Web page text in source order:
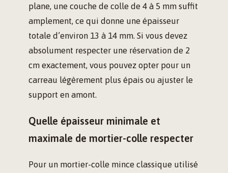
plane, une couche de colle de 4 à 5 mm suffit
amplement, ce qui donne une épaisseur
totale d’environ 13 à 14 mm. Si vous devez
absolument respecter une réservation de 2
cm exactement, vous pouvez opter pour un
carreau légèrement plus épais ou ajuster le
support en amont.
Quelle épaisseur minimale et
maximale de mortier-colle respecter
Pour un mortier-colle mince classique utilisé